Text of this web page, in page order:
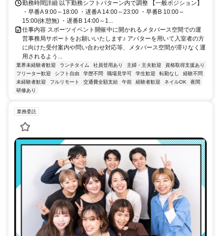
勤務時間詳細 以下勤務シフトパターン内で調整 【一般ポジション】
・早番A 9:00～18:00 ・遅番A 14:00～23:00 ・早番B 10:00～
15:00(休憩無) ・遅番B 14:00～1...
仕事内容 スポーツイベント開催中に開かれるメタバース空間での運
営事務局サポートをお願いいたします♪ アバターを用いて入室者の方
に向けた受付案内や問い合わせ対応等、メタバース空間が滞りなく運
用されるよう...
業界未経験者歓迎 ランチタイム 社員登用あり 主婦・主夫歓迎
資格取得支援あり
フリーター歓迎
シフト自由 学歴不問 職場見学可 学生歓迎 転勤なし
経験不問
未経験者歓迎
フルリモート 交通費全額支給 午前 経験者歓迎 ネイルOK
夜間
研修あり
業務委託